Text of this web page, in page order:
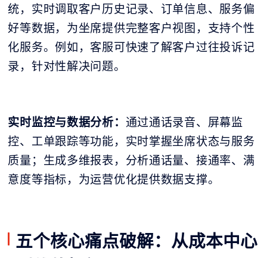
统，实时调取客户历史记录、订单信息、服务偏
好等数据，为坐席提供完整客户视图，支持个性
化服务。例如，客服可快速了解客户过往投诉记
录，针对性解决问题。
实时监控与数据分析： 通过通话录音、屏幕监
控、工单跟踪等功能，实时掌握坐席状态与服务
质量；生成多维报表，分析通话量、接通率、满
意度等指标，为运营优化提供数据支撑。
五个核心痛点破解：从成本中心